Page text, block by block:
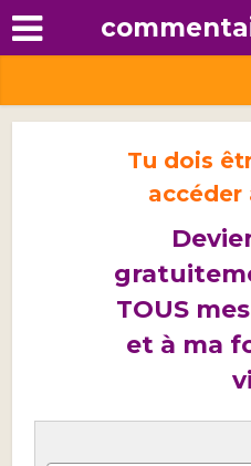
Tu dois
accéder
TOUS
et à ma